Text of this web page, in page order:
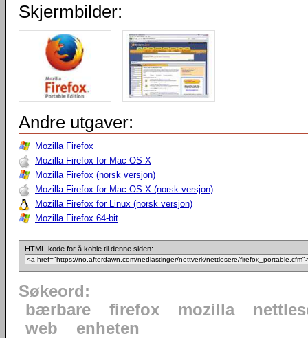
Skjermbilder:
Andre utgaver:
Mozilla Firefox
Mozilla Firefox for Mac OS X
Mozilla Firefox (norsk versjon)
Mozilla Firefox for Mac OS X (norsk versjon)
Mozilla Firefox for Linux (norsk versjon)
Mozilla Firefox 64-bit
HTML-kode for å koble til denne siden:
Søkeord:
bærbare
firefox mozilla
web
enheten